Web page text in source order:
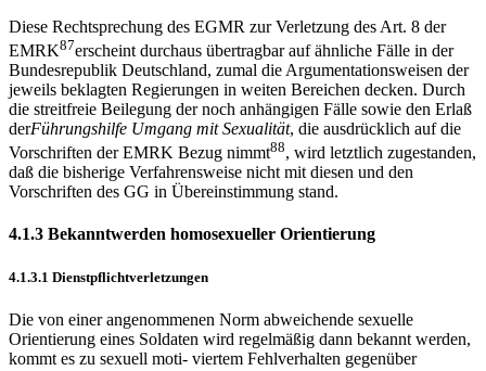
Diese Rechtsprechung des EGMR zur Verletzung des Art. 8 der
EMRK87erscheint durchaus übertragbar auf ähnliche Fälle in der
Bundesrepublik Deutschland, zumal die Argumentationsweisen der
jeweils beklagten Regierungen in weiten Bereichen decken. Durch
die streitfreie Beilegung der noch anhängigen Fälle sowie den Erlaß
derFührungshilfe Umgang mit Sexualität, die ausdrücklich auf die
Vorschriften der EMRK Bezug nimmt88, wird letztlich zugestanden,
daß die bisherige Verfahrensweise nicht mit diesen und den
Vorschriften des GG in Übereinstimmung stand.
4.1.3 Bekanntwerden homosexueller Orientierung
4.1.3.1 Dienstpflichtverletzungen
Die von einer angenommenen Norm abweichende sexuelle
Orientierung eines Soldaten wird regelmäßig dann bekannt werden,
kommt es zu sexuell moti- viertem Fehlverhalten gegenüber